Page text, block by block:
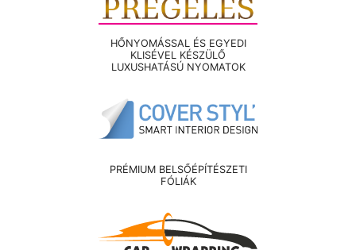
HŐNYOMÁSSAL ÉS EGYEDI
KLISÉVEL KÉSZÜLŐ
LUXUSHATÁSÚ NYOMATOK
PRÉMIUM BELSŐÉPÍTÉSZETI
FÓLIÁK